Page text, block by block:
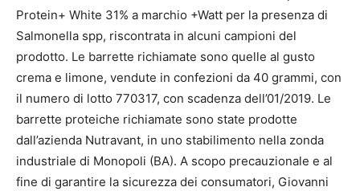
Protein+ White 31% a marchio +Watt per la presenza di
Salmonella spp, riscontrata in alcuni campioni del
prodotto. Le barrette richiamate sono quelle al gusto
crema e limone, vendute in confezioni da 40 grammi, con
il numero di lotto 770317, con scadenza dell’01/2019. Le
barrette proteiche richiamate sono state prodotte
dall’azienda Nutravant, in uno stabilimento nella zonda
industriale di Monopoli (BA). A scopo precauzionale e al
fine di garantire la sicurezza dei consumatori, Giovanni